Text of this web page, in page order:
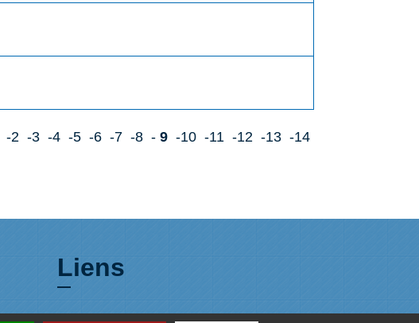
-2 -3 -4 -5 -6 -7 -8 - 9 -10 -11 -12 -13 -14
Liens